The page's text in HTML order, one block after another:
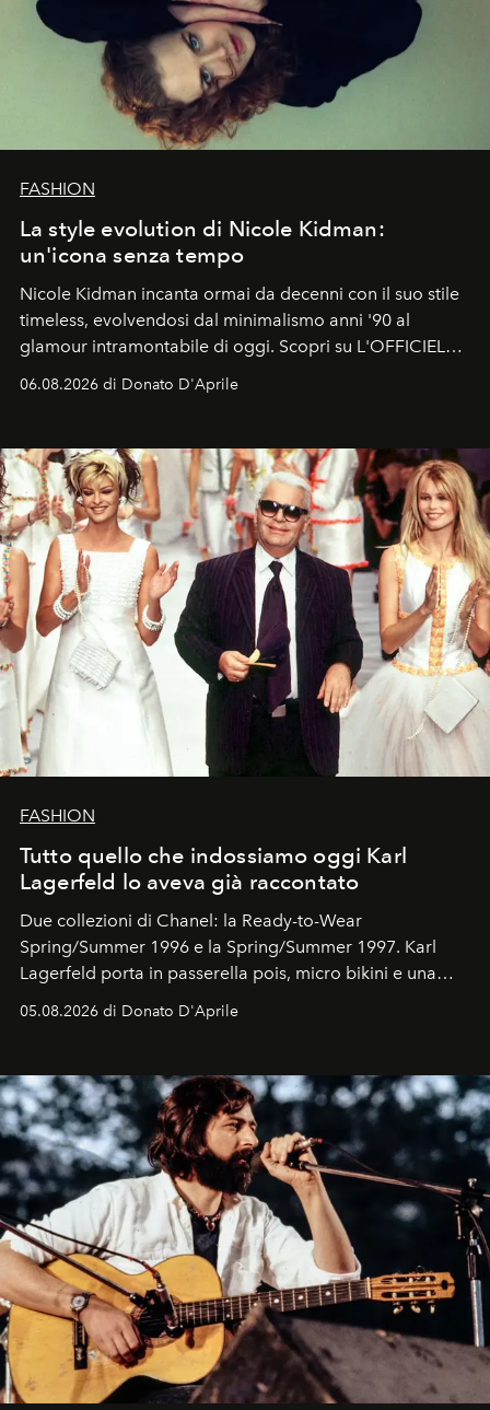
FASHION
La style evolution di Nicole Kidman:
un'icona senza tempo
Nicole Kidman incanta ormai da decenni con il suo stile
timeless, evolvendosi dal minimalismo anni '90 al
glamour intramontabile di oggi. Scopri su L'OFFICIEL
Italia la sua style evolution.
06.08.2026 di Donato D'Aprile
FASHION
Tutto quello che indossiamo oggi Karl
Lagerfeld lo aveva già raccontato
Due collezioni di Chanel: la Ready-to-Wear
Spring/Summer 1996 e la Spring/Summer 1997. Karl
Lagerfeld porta in passerella pois, micro bikini e una
logomania pensata per la spiaggia
Kate, Claudia e Carla una dietro l'altra. Trent'anni dopo,
uno dei documenti più contemporanei che abbiamo.
05.08.2026 di Donato D'Aprile